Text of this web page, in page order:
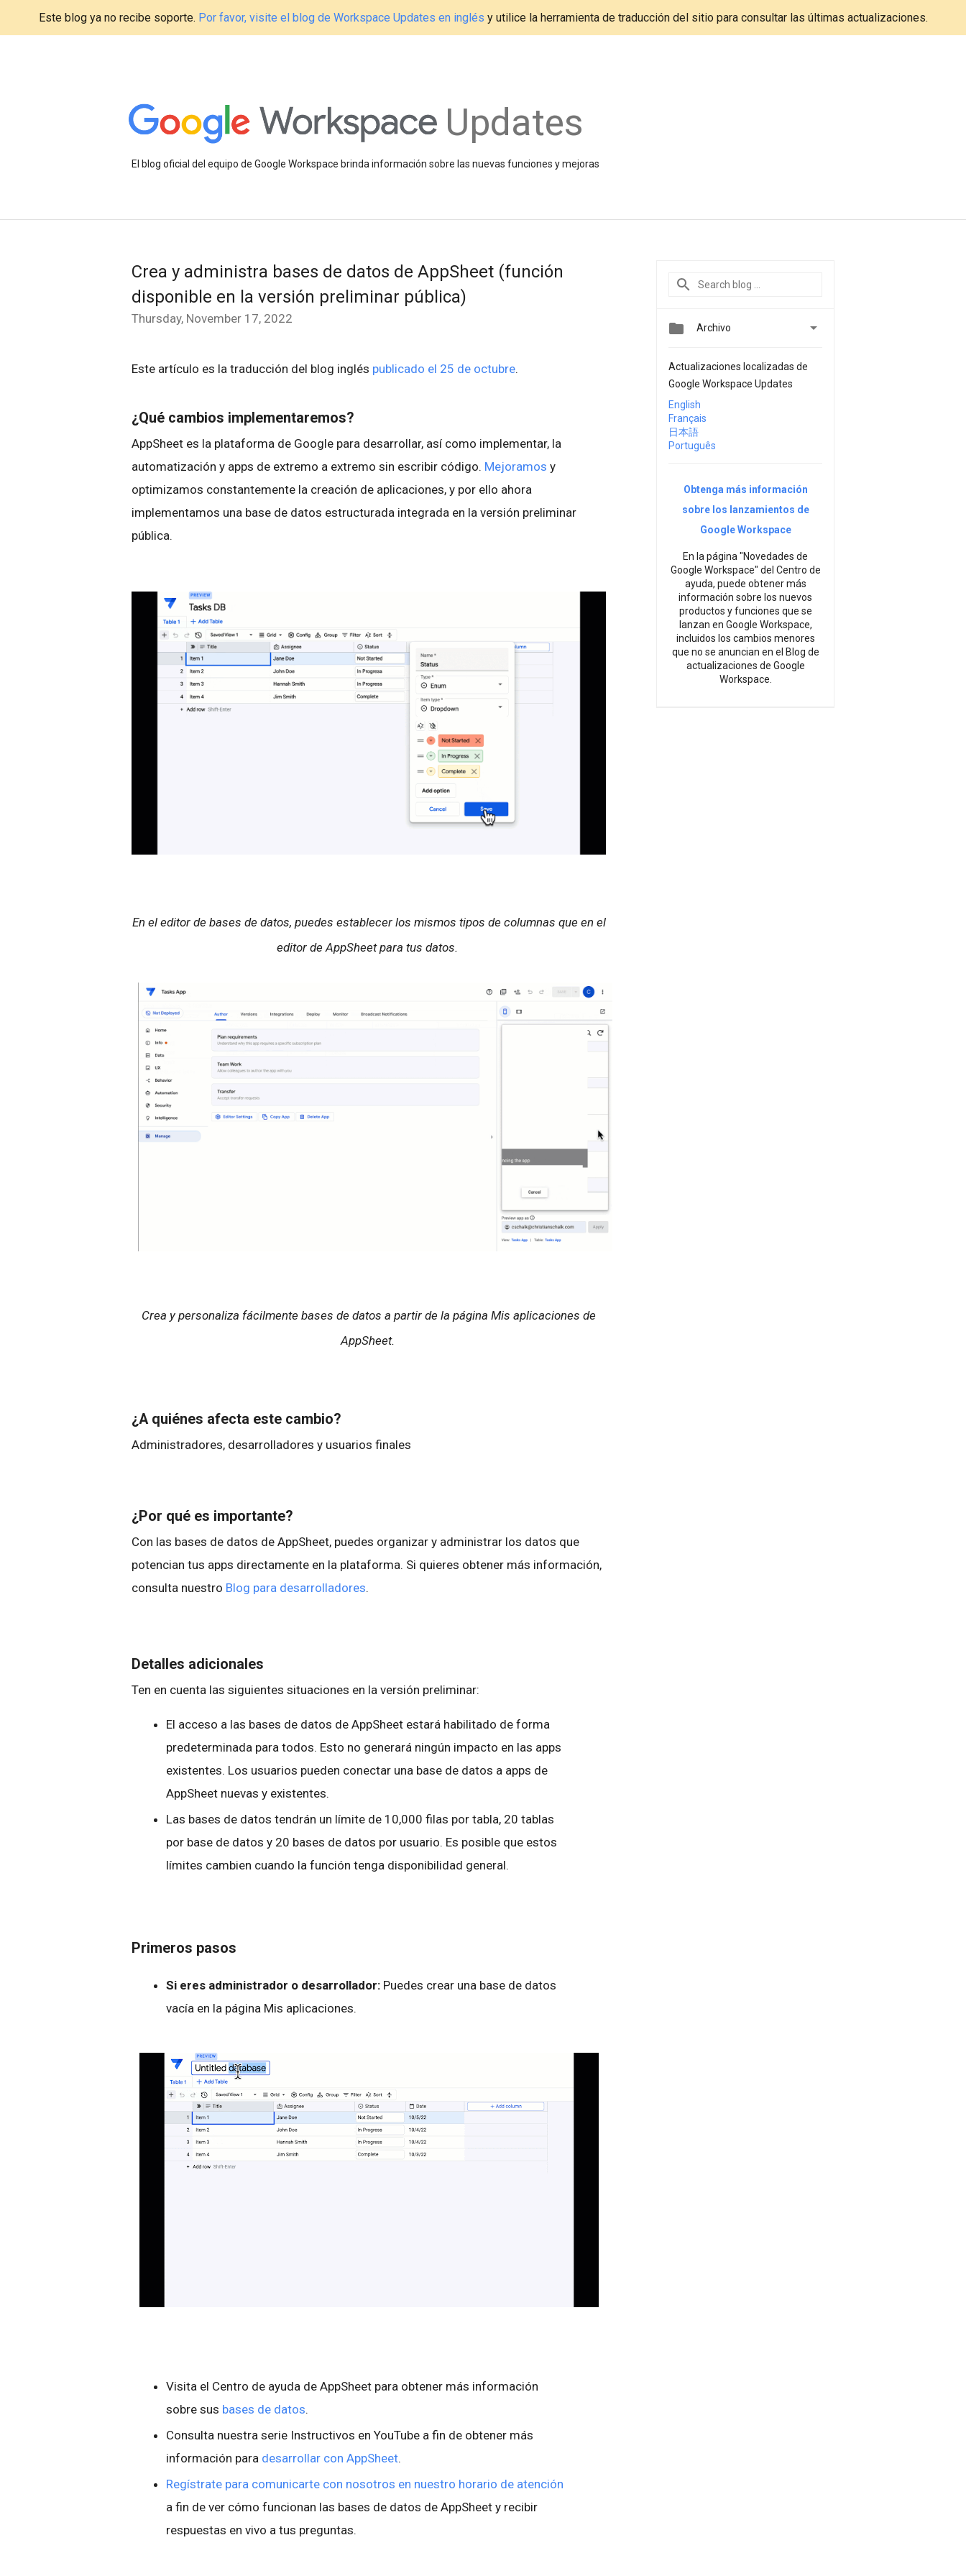
Este blog ya no recibe soporte. Por favor, visite el blog de Workspace Updates en inglés y utilice la herramienta de traducción del sitio para consultar las últimas actualizaciones.
Updates
El blog oficial del equipo de Google Workspace brinda información sobre las nuevas funciones y mejoras
Crea y administra bases de datos de AppSheet (función
disponible en la versión preliminar pública)
Thursday, November 17, 2022
Este artículo es la traducción del blog inglés publicado el 25 de octubre.
¿Qué cambios implementaremos?
AppSheet es la plataforma de Google para desarrollar, así como implementar, la
automatización y apps de extremo a extremo sin escribir código. Mejoramos y
optimizamos constantemente la creación de aplicaciones, y por ello ahora
implementamos una base de datos estructurada integrada en la versión preliminar
pública.
En el editor de bases de datos, puedes establecer los mismos tipos de columnas que en el
editor de AppSheet para tus datos.
Crea y personaliza fácilmente bases de datos a partir de la página Mis aplicaciones de
AppSheet.
¿A quiénes afecta este cambio?
Administradores, desarrolladores y usuarios finales
¿Por qué es importante?
Con las bases de datos de AppSheet, puedes organizar y administrar los datos que
potencian tus apps directamente en la plataforma. Si quieres obtener más información,
consulta nuestro Blog para desarrolladores.
Detalles adicionales
Ten en cuenta las siguientes situaciones en la versión preliminar:
El acceso a las bases de datos de AppSheet estará habilitado de forma
predeterminada para todos. Esto no generará ningún impacto en las apps
existentes. Los usuarios pueden conectar una base de datos a apps de
AppSheet nuevas y existentes.
Las bases de datos tendrán un límite de 10,000 filas por tabla, 20 tablas
por base de datos y 20 bases de datos por usuario. Es posible que estos
límites cambien cuando la función tenga disponibilidad general.
Primeros pasos
Si eres administrador o desarrollador: Puedes crear una base de datos
vacía en la página Mis aplicaciones.
Visita el Centro de ayuda de AppSheet para obtener más información
sobre sus bases de datos.
Consulta nuestra serie Instructivos en YouTube a fin de obtener más
información para desarrollar con AppSheet.
Regístrate para comunicarte con nosotros en nuestro horario de atención
a fin de ver cómo funcionan las bases de datos de AppSheet y recibir
respuestas en vivo a tus preguntas.
 Archivo 
Actualizaciones localizadas de
Google Workspace Updates
English
Français
日本語
Português
Obtenga más información
sobre los lanzamientos de
Google Workspace
En la página "Novedades de
Google Workspace" del Centro de
ayuda, puede obtener más
información sobre los nuevos
productos y funciones que se
lanzan en Google Workspace,
incluidos los cambios menores
que no se anuncian en el Blog de
actualizaciones de Google
Workspace.